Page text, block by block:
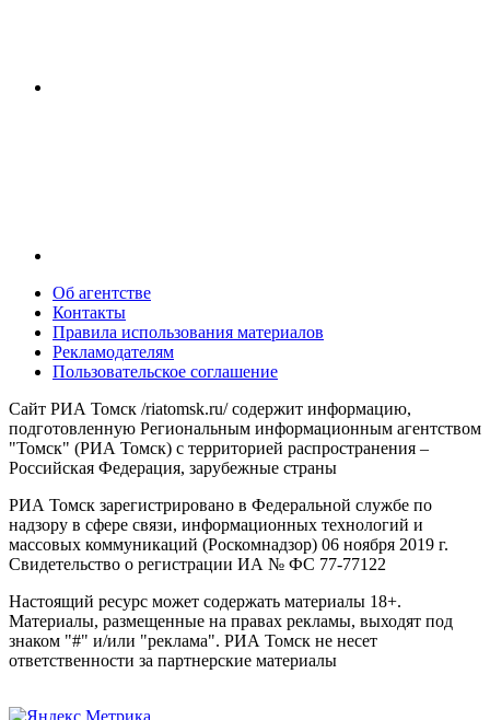
Об агентстве
Контакты
Правила использования материалов
Рекламодателям
Пользовательское соглашение
Сайт РИА Томск /riatomsk.ru/ содержит информацию,
подготовленную Региональным информационным агентством
"Томск" (РИА Томск) с территорией распространения –
Российская Федерация, зарубежные страны
РИА Томск зарегистрировано в Федеральной службе по
надзору в сфере связи, информационных технологий и
массовых коммуникаций (Роскомнадзор) 06 ноября 2019 г.
Свидетельство о регистрации ИА № ФС 77-77122
Настоящий ресурс может содержать материалы 18+.
Материалы, размещенные на правах рекламы, выходят под
знаком "#" и/или "реклама". РИА Томск не несет
ответственности за партнерские материалы